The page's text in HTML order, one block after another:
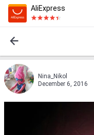
AliExpress
Nina_Nikol
December 6, 2016